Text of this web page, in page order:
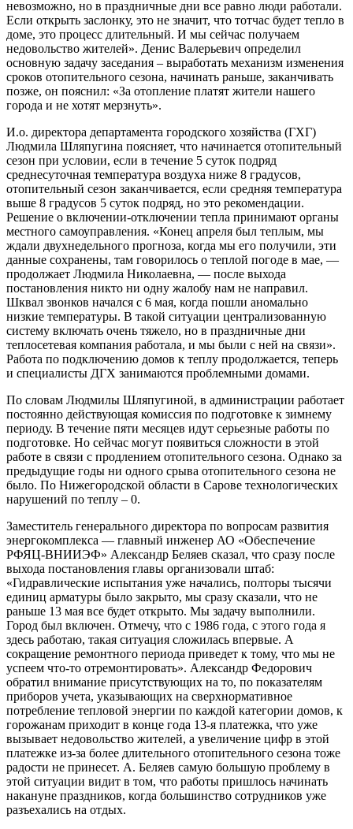
невозможно, но в праздничные дни все равно люди работали.
Если открыть заслонку, это не значит, что тотчас будет тепло в
доме, это процесс длительный. И мы сейчас получаем
недовольство жителей». Денис Валерьевич определил
основную задачу заседания – выработать механизм изменения
сроков отопительного сезона, начинать раньше, заканчивать
позже, он пояснил: «За отопление платят жители нашего
города и не хотят мерзнуть».
И.о. директора департамента городского хозяйства (ГХГ)
Людмила Шляпугина поясняет, что начинается отопительный
сезон при условии, если в течение 5 суток подряд
среднесуточная температура воздуха ниже 8 градусов,
отопительный сезон заканчивается, если средняя температура
выше 8 градусов 5 суток подряд, но это рекомендации.
Решение о включении-отключении тепла принимают органы
местного самоуправления. «Конец апреля был теплым, мы
ждали двухнедельного прогноза, когда мы его получили, эти
данные сохранены, там говорилось о теплой погоде в мае, —
продолжает Людмила Николаевна, — после выхода
постановления никто ни одну жалобу нам не направил.
Шквал звонков начался с 6 мая, когда пошли аномально
низкие температуры. В такой ситуации централизованную
систему включать очень тяжело, но в праздничные дни
теплосетевая компания работала, и мы были с ней на связи».
Работа по подключению домов к теплу продолжается, теперь
и специалисты ДГХ занимаются проблемными домами.
По словам Людмилы Шляпугиной, в администрации работает
постоянно действующая комиссия по подготовке к зимнему
периоду. В течение пяти месяцев идут серьезные работы по
подготовке. Но сейчас могут появиться сложности в этой
работе в связи с продлением отопительного сезона. Однако за
предыдущие годы ни одного срыва отопительного сезона не
было. По Нижегородской области в Сарове технологических
нарушений по теплу – 0.
Заместитель генерального директора по вопросам развития
энергокомплекса — главный инженер АО «Обеспечение
РФЯЦ-ВНИИЭФ» Александр Беляев сказал, что сразу после
выхода постановления главы организовали штаб:
«Гидравлические испытания уже начались, полторы тысячи
единиц арматуры было закрыто, мы сразу сказали, что не
раньше 13 мая все будет открыто. Мы задачу выполнили.
Город был включен. Отмечу, что с 1986 года, с этого года я
здесь работаю, такая ситуация сложилась впервые. А
сокращение ремонтного периода приведет к тому, что мы не
успеем что-то отремонтировать». Александр Федорович
обратил внимание присутствующих на то, по показателям
приборов учета, указывающих на сверхнормативное
потребление тепловой энергии по каждой категории домов, к
горожанам приходит в конце года 13-я платежка, что уже
вызывает недовольство жителей, а увеличение цифр в этой
платежке из-за более длительного отопительного сезона тоже
радости не принесет. А. Беляев самую большую проблему в
этой ситуации видит в том, что работы пришлось начинать
накануне праздников, когда большинство сотрудников уже
разъехались на отдых.